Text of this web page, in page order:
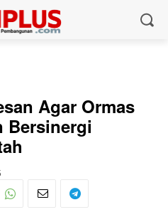
Agar Ormas
Bersinergi